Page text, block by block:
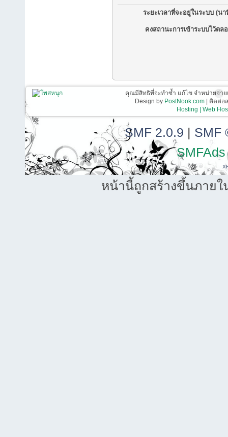
ระยะเวลาที่จะอยู่ในระบบ (นา
คงสถานะการเข้าระบบไว้ตล
คุณมีสิทธิที่จะทำซ้ำ แก้ไข จำหน่ายจ่า
Design by PostNook.com| ติดต่อส
Hosting | Web
SMF 2.0.9 | SMF
SMFAds
หน้านี้ถูกสร้างขึ้นภายใ